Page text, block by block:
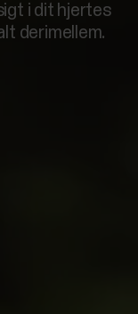
i dit hjertes
derimellem.